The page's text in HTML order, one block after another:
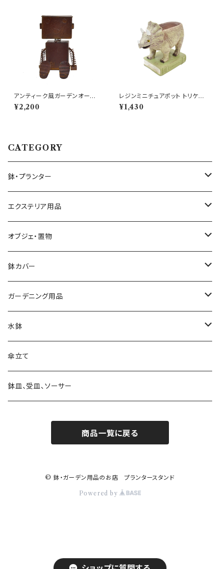
アンティーク風ガーデンオーナメ
ント ブリキロボットＭ
¥2,200
レジンミニチュアポット トリケラ
トプスブック 恐竜 ミニ鉢
¥1,430
CATEGORY
鉢・プランター
大きさ ミニ鉢 5号以下
大きさ 中鉢 6号～8号
大きさ 大鉢 9号以上
素材 テラコッタ
素材 セメント・ファイバー
素材 ブリキ
素材 陶器
素材 プラスティック
エクステリア用品
プランタースタンド・花台
椅子・チェア型
自転車・三輪車型
ガーデンフェンス・柵
ウォールデコ・壁掛け
素材 アイアン・鉄製
素材 ウッド・木製
ピック・トレリス
素材 アイアン・鉄製
素材 ウッド・木製
サインボード・スタンド
ハンギングベル
オブジェ・置物
動物・アニマル
キャラクター
素材 レジン樹脂
素材 セメント
素材 アイアン・鉄製
素材 ブリキ
鉢カバー
大きさ 5号以下
大きさ 6～8号
大きさ 9号以上
かご・バスケットの鉢カバー
ガーデニング用品
ガーデンバスケット ハーベストバスケット
蚊遣り 蚊取り線香ホルダー
日よけ帽子・グローブ
水鉢
陶器
ガラス
傘立て
鉢皿、受皿、ソーサー
商品一覧に戻る
© 鉢・ガーデン用品のお店 プランタースタンド
Powered by